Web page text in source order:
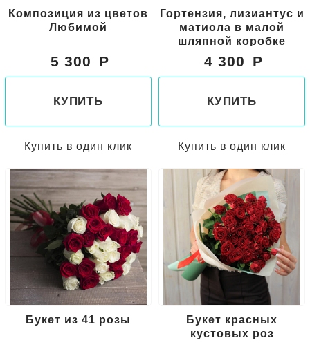
Композиция из цветов
Любимой
5 300
КУПИТЬ
Купить в один клик
Гортензия, лизиантус и
матиола в малой
шляпной коробке
4 300
КУПИТЬ
Купить в один клик
Букет из 41 розы
Букет красных
кустовых роз